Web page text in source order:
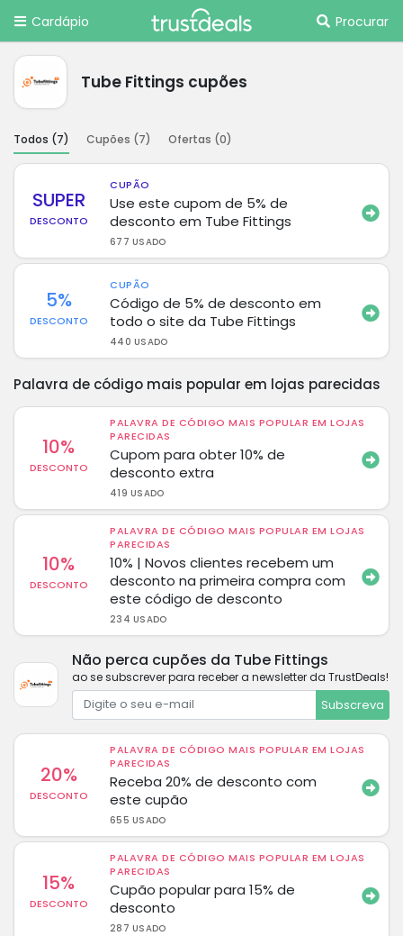
Cardápio Procurar
Tube Fittings cupões
Todos (7) Cupões (7) Ofertas (0)
SUPER
DESCONTO
CUPÃO
Use este cupom de 5% de
desconto em Tube Fittings
677 USADO
5%
DESCONTO
CUPÃO
Código de 5% de desconto em
todo o site da Tube Fittings
440 USADO
Palavra de código mais popular em lojas parecidas
10%
DESCONTO
PALAVRA DE CÓDIGO MAIS POPULAR EM LOJAS
PARECIDAS
Cupom para obter 10% de
desconto extra
419 USADO
10%
DESCONTO
PALAVRA DE CÓDIGO MAIS POPULAR EM LOJAS
PARECIDAS
10% | Novos clientes recebem um
desconto na primeira compra com
este código de desconto
234 USADO
Não perca cupões da Tube Fittings
ao se subscrever para receber a newsletter da TrustDeals!
Subscreva
20%
DESCONTO
PALAVRA DE CÓDIGO MAIS POPULAR EM LOJAS
PARECIDAS
Receba 20% de desconto com
este cupão
655 USADO
15%
DESCONTO
PALAVRA DE CÓDIGO MAIS POPULAR EM LOJAS
PARECIDAS
Cupão popular para 15% de
desconto
287 USADO